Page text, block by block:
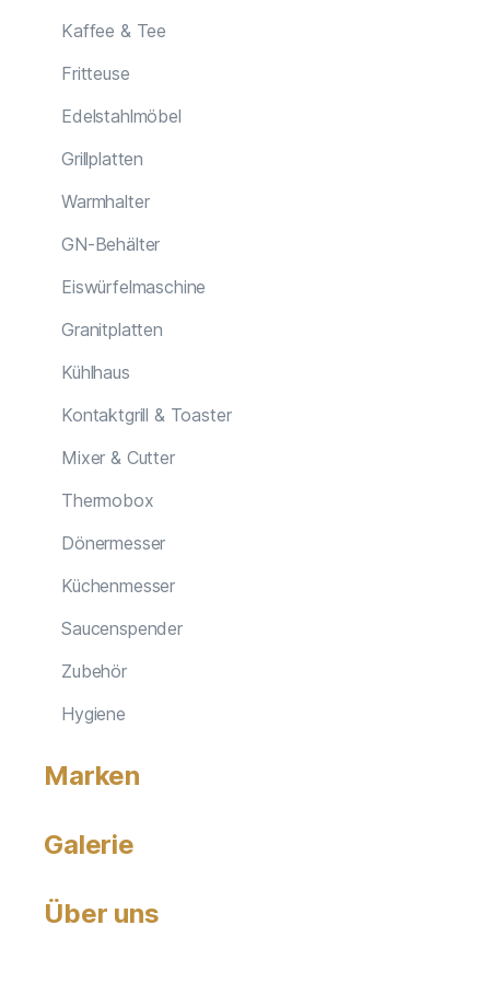
Kaffee & Tee
Fritteuse
Edelstahlmöbel
Grillplatten
Warmhalter
GN-Behälter
Eiswürfelmaschine
Granitplatten
Kühlhaus
Kontaktgrill & Toaster
Mixer & Cutter
Thermobox
Dönermesser
Küchenmesser
Saucenspender
Zubehör
Hygiene
Marken
Galerie
Über uns